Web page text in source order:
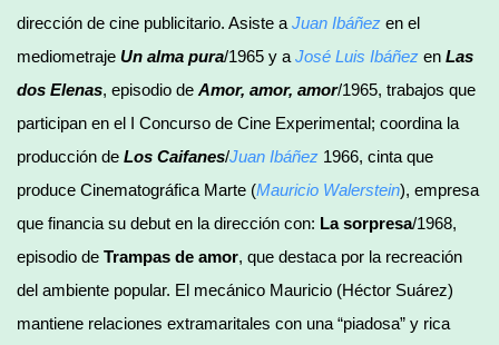
dirección de cine publicitario. Asiste a Juan Ibáñez en el
mediometraje Un alma pura/1965 y a José Luis Ibáñez en Las
dos Elenas, episodio de Amor, amor, amor/1965, trabajos que
participan en el I Concurso de Cine Experimental; coordina la
producción de Los Caifanes/Juan Ibáñez 1966, cinta que
produce Cinematográfica Marte (Mauricio Walerstein), empresa
que financia su debut en la dirección con: La sorpresa/1968,
episodio de Trampas de amor, que destaca por la recreación
del ambiente popular. El mecánico Mauricio (Héctor Suárez)
mantiene relaciones extramaritales con una “piadosa” y rica